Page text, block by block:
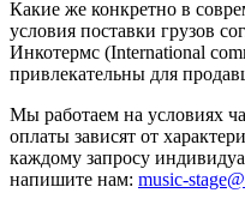
Какие же конкретно в
условия поставки грузов
Инкотермс (International
привлекательны для
Мы работаем на условиях
оплаты зависят от
каждому запросу
напишите нам: music-